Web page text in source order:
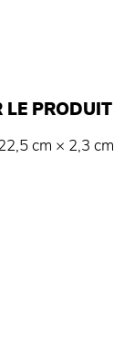
LE PRODUIT
cm × 2,3 cm